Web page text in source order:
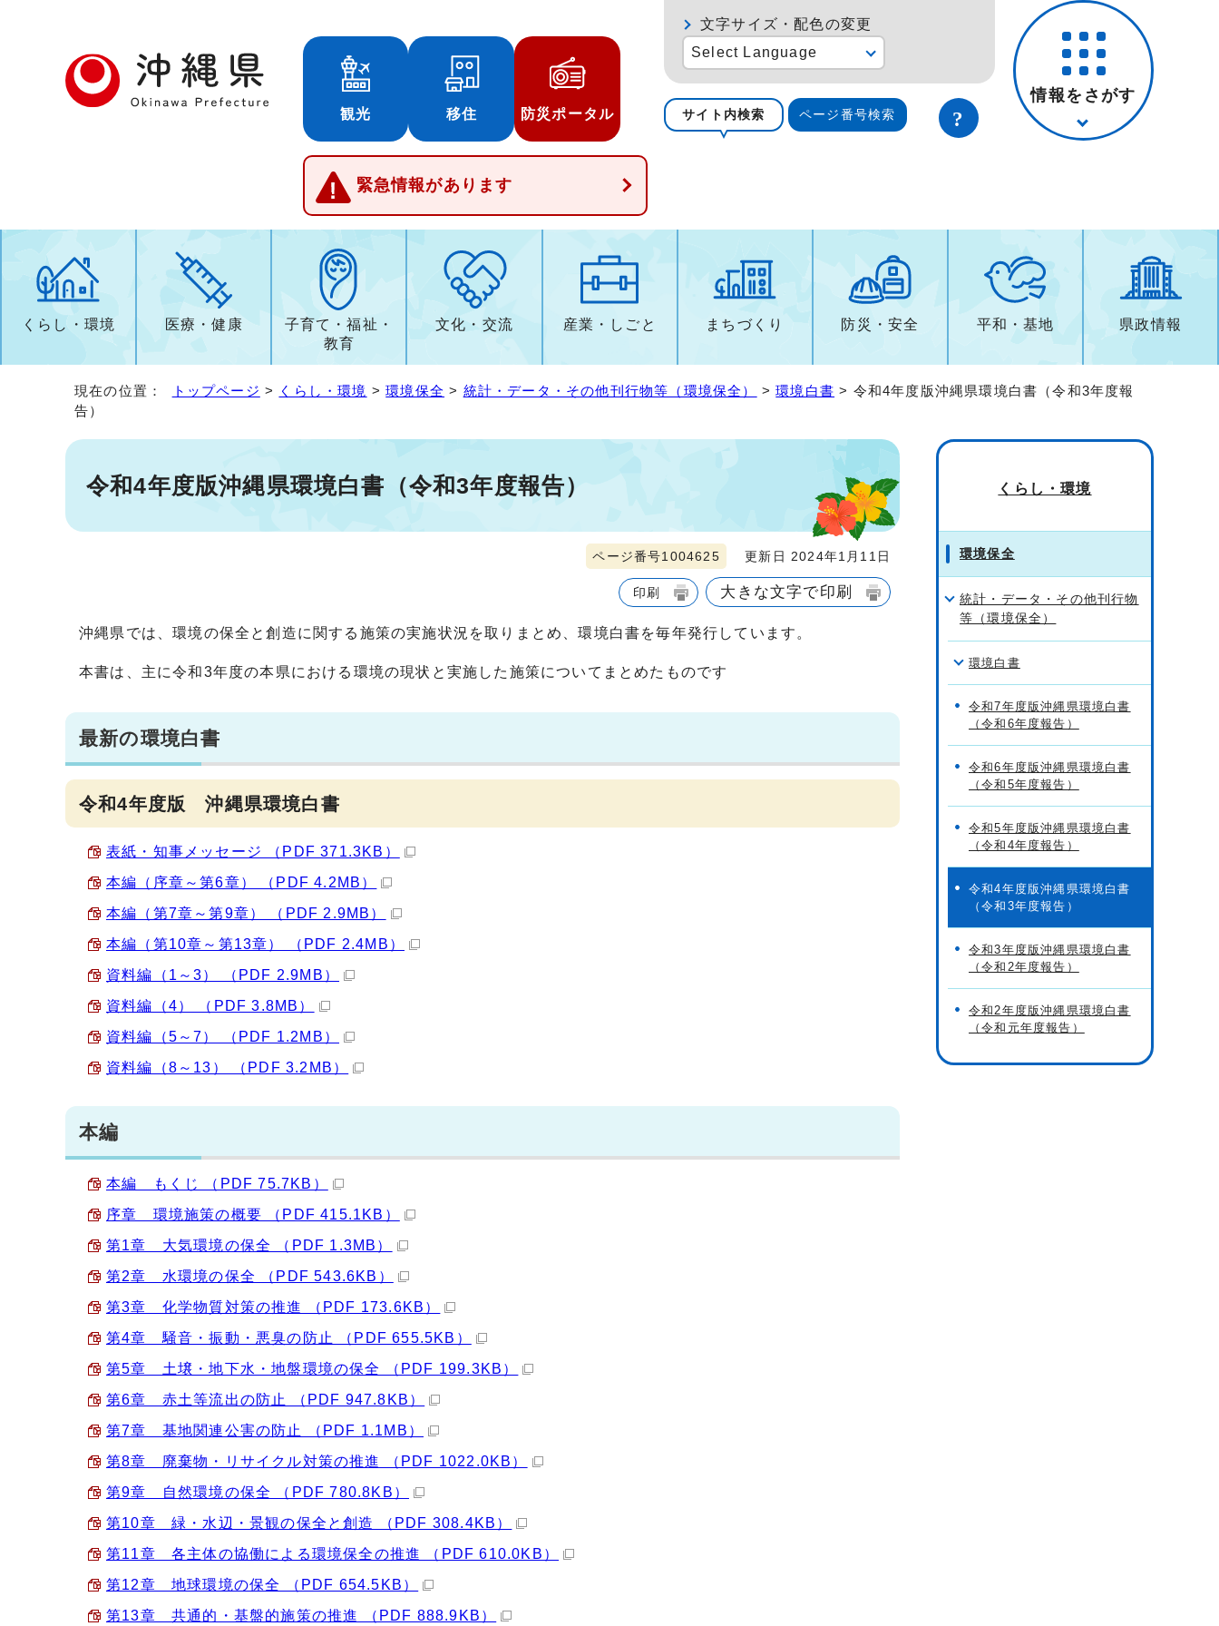
観光 移住 防災ポータル
緊急情報があります
文字サイズ・配色の変更
Select Language
サイト内検索 ページ番号検索
情報をさがす
くらし・環境 医療・健康
子育て・福祉・
教育
文化・交流 産業・しごと まちづくり 防災・安全 平和・基地 県政情報
現在の位置： トップページ > くらし・環境 >環境保全 > 統計・データ・その他刊行物等（環境保全） >環境白書 > 令和4年度版沖縄県環境白書（令和3年度報
告）
令和4年度版沖縄県環境白書（令和3年度報告）
ページ番号1004625 更新日 2024年1月11日
印刷 大きな文字で印刷
沖縄県では、環境の保全と創造に関する施策の実施状況を取りまとめ、環境白書を毎年発行しています。
本書は、主に令和3年度の本県における環境の現状と実施した施策についてまとめたものです
最新の環境白書
令和4年度版 沖縄県環境白書
表紙・知事メッセージ （PDF 371.3KB）
本編（序章～第6章） （PDF 4.2MB）
本編（第7章～第9章） （PDF 2.9MB）
本編（第10章～第13章） （PDF 2.4MB）
資料編（1～3） （PDF 2.9MB）
資料編（4） （PDF 3.8MB）
資料編（5～7） （PDF 1.2MB）
資料編（8～13） （PDF 3.2MB）
本編
本編 もくじ （PDF 75.7KB）
序章 環境施策の概要 （PDF 415.1KB）
第1章 大気環境の保全 （PDF 1.3MB）
第2章 水環境の保全 （PDF 543.6KB）
第3章 化学物質対策の推進 （PDF 173.6KB）
第4章 騒音・振動・悪臭の防止 （PDF 655.5KB）
第5章 土壌・地下水・地盤環境の保全 （PDF 199.3KB）
第6章 赤土等流出の防止 （PDF 947.8KB）
第7章 基地関連公害の防止 （PDF 1.1MB）
第8章 廃棄物・リサイクル対策の推進 （PDF 1022.0KB）
第9章 自然環境の保全 （PDF 780.8KB）
第10章 緑・水辺・景観の保全と創造 （PDF 308.4KB）
第11章 各主体の協働による環境保全の推進 （PDF 610.0KB）
第12章 地球環境の保全 （PDF 654.5KB）
第13章 共通的・基盤的施策の推進 （PDF 888.9KB）
くらし・環境
環境保全
統計・データ・その他刊行物
等（環境保全）
環境白書
令和7年度版沖縄県環境白書
（令和6年度報告）
令和6年度版沖縄県環境白書
（令和5年度報告）
令和5年度版沖縄県環境白書
（令和4年度報告）
令和4年度版沖縄県環境白書
（令和3年度報告）
令和3年度版沖縄県環境白書
（令和2年度報告）
令和2年度版沖縄県環境白書
（令和元年度報告）